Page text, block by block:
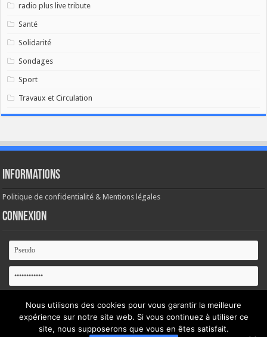
radio plus live tribute
Santé
Solidarité
Sondages
Sport
Travaux et Circulation
Informations
Politique de confidentialité & Mentions légales
Connexion
Se souvenir de moi
Mot de passe oublié ?
Nous utilisons des cookies pour vous garantir la meilleure
expérience sur notre site web. Si vous continuez à utiliser ce
site, nous supposerons que vous en êtes satisfait.